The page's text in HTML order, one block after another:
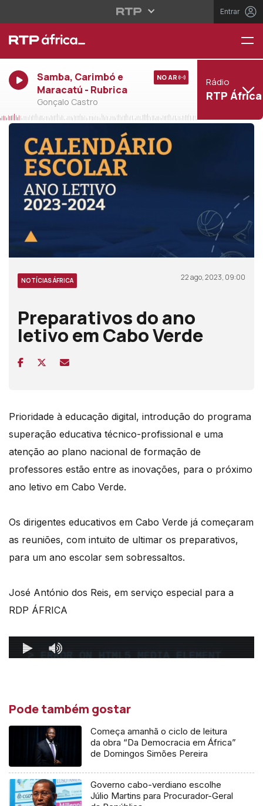
Entrar
Samba, Carimbó e
Maracatú - Rubrica
Gonçalo Castro
NO AR Rádio
RTP África
NOTÍCIAS ÁFRICA 22 ago, 2023, 09:00
Preparativos do ano
letivo em Cabo Verde
Prioridade à educação digital, introdução do programa
superação educativa técnico-profissional e uma
atenção ao plano nacional de formação de
professores estão entre as inovações, para o próximo
ano letivo em Cabo Verde.
Os dirigentes educativos em Cabo Verde já começaram
as reuniões, com intuito de ultimar os preparativos,
para um ano escolar sem sobressaltos.
José António dos Reis, em serviço especial para a
RDP ÁFRICA
Pode também gostar
Começa amanhã o ciclo de leitura
da obra “Da Democracia em África”
de Domingos Simões Pereira
Governo cabo-verdiano escolhe
Júlio Martins para Procurador-Geral